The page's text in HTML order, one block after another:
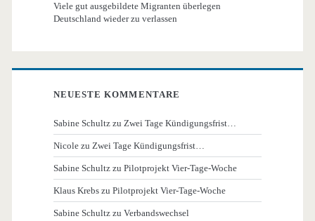
Viele gut ausgebildete Migranten überlegen
Deutschland wieder zu verlassen
NEUESTE KOMMENTARE
Sabine Schultz zu Zwei Tage Kündigungsfrist…
Nicole zu Zwei Tage Kündigungsfrist…
Sabine Schultz zuPilotprojekt Vier-Tage-Woche
Klaus Krebs zuPilotprojekt Vier-Tage-Woche
Sabine Schultz zuVerbandswechsel